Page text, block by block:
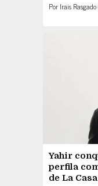
Por Irais Rasgado
Yahir
perfila
de La